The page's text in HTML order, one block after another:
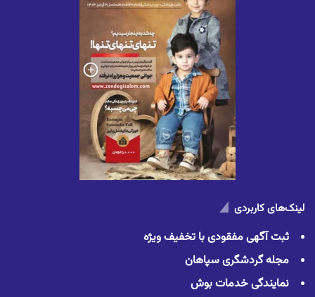
لینک‌های کاربردی
ثبت آگهی مفقودی با تخفیف ویژه
مجله گردشگری سپاهان
نمایندگی خدمات بوش